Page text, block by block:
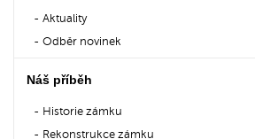
Aktuality
Odběr novinek
Náš příběh
Historie zámku
Rekonstrukce zámku